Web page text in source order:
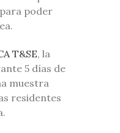
poder
T&SE, la
5 días de
muestra
residentes